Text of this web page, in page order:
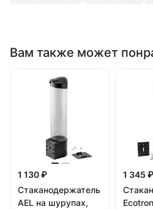
Вам также может
1 130 ₽
Стаканодержатель
AEL на шурупах,
1 345 ₽